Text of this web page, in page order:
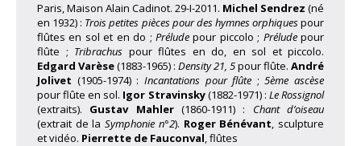
Paris, Maison Alain Cadinot. 29-I-2011. Michel Sendrez (né
en 1932) : Trois petites pièces pour des hymnes orphiquespour
flûtes en sol et en do ; Préludepour piccolo ; Préludepour
flûte ; Tribrachus pour flûtes en do, en sol et piccolo.
Edgard Varèse(1883-1965) : Density 21, 5pour flûte. André
Jolivet (1905-1974) : Incantations pour flûte ;5ème ascèse
pour flûte en sol. Igor Stravinsky(1882-1971) : Le Rossignol
(extraits). Gustav Mahler(1860-1911) : Chant d’oiseau
(extrait de laSymphonie n°2). Roger Bénévant, sculpture
et vidéo. Pierrette de Fauconval, flûtes